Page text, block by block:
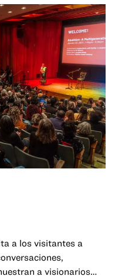
a los visitantes a
a visionarios